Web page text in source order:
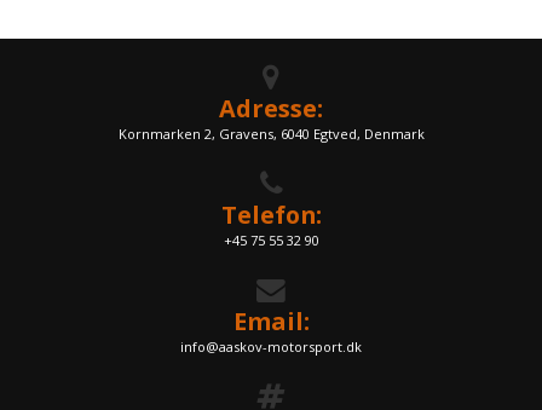
Adresse:
Kornmarken 2, Gravens, 6040 Egtved, Denmark
Telefon:
+45 75 55 32 90
Email:
info@aaskov-motorsport.dk